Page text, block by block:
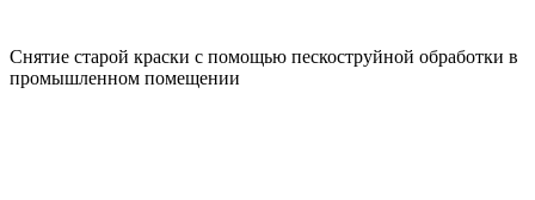
Снятие старой краски с помощью пескоструйной обработки в
промышленном помещении